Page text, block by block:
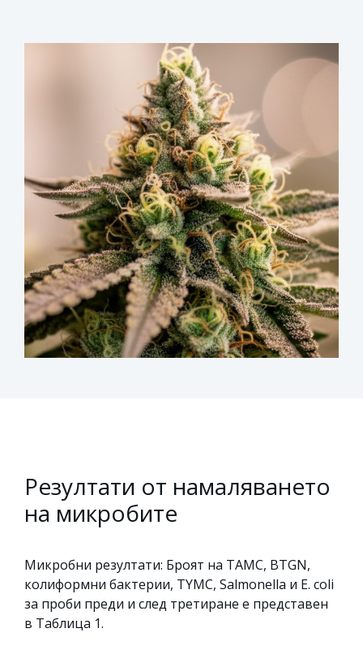
Резултати от намаляването
на микробите
Микробни резултати: Броят на TAMC, BTGN,
колиформни бактерии, TYMC, Salmonella и E. coli
за проби преди и след третиране е представен
в Таблица 1.